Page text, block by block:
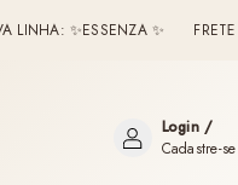
✨ FRETE
Login/
Cadastre-se